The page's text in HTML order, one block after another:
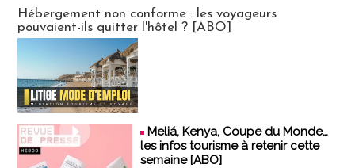
Hébergement non conforme : les voyageurs
pouvaient-ils quitter l'hôtel ? [ABO]
Meliá, Kenya, Coupe du Monde…
les infos tourisme à retenir cette
semaine [ABO]